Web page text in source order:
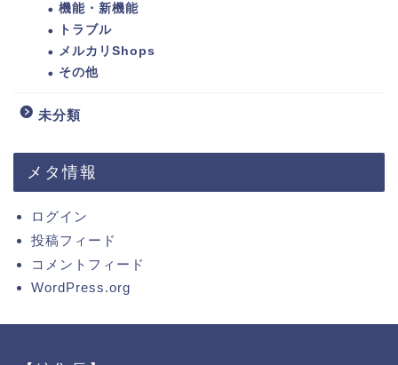
機能・新機能
トラブル
メルカリShops
その他
未分類
メタ情報
ログイン
投稿フィード
コメントフィード
WordPress.org